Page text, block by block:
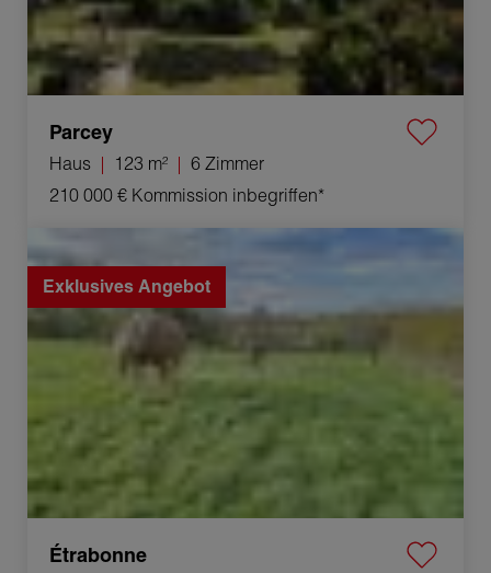
Parcey
Haus 123 m²
6 Zimmer
210 000 € Kommission inbegriffen*
Exklusives Angebot
Étrabonne